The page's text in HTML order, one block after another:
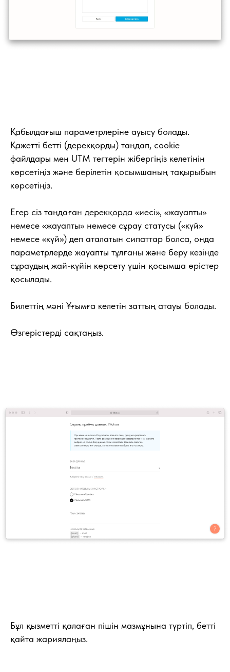
Қабылдағыш параметрлеріне ауысу болады.
Қажетті бетті (дерекқорды) таңдап, cookie
файлдары мен UTM тегтерін жібергіңіз келетінін
көрсетіңіз және берілетін қосымшаның тақырыбын
көрсетіңіз.
Егер сіз таңдаған дерекқорда «иесі», «жауапты»
немесе «жауапты» немесе сұрау статусы («күй»
немесе «күй») деп аталатын сипаттар болса, онда
параметрлерде жауапты тұлғаны және беру кезінде
сұраудың жай-күйін көрсету үшін қосымша өрістер
қосылады.
Билеттің мәні Ұғымға келетін заттың атауы болады.
Өзгерістерді сақтаңыз.
Бұл қызметті қалаған пішін мазмұнына түртіп, бетті
қайта жариялаңыз.